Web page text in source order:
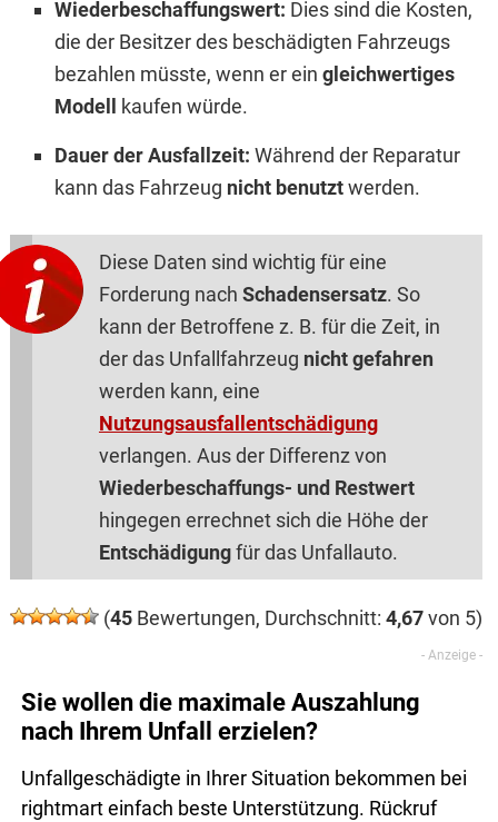
Wiederbeschaffungswert: Dies sind die Kosten,
die der Besitzer des beschädigten Fahrzeugs
bezahlen müsste, wenn er ein gleichwertiges
Modell
kaufen würde.
Dauer der Ausfallzeit: Während der Reparatur
kann das Fahrzeug nicht benutztwerden.
Diese Daten sind wichtig für eine
Forderung nach Schadensersatz. So
kann der Betroffene z. B. für die Zeit, in
der das Unfallfahrzeug nicht gefahren
werden kann, eine
Nutzungsausfallentschädigung
verlangen. Aus der Differenz von
Wiederbeschaffungs- und Restwert
hingegen errechnet sich die Höhe der
Entschädigungfür das Unfallauto.
(45Bewertungen, Durchschnitt: 4,67von 5)
Sie wollen die maximale Auszahlung
nach Ihrem Unfall erzielen?
Unfallgeschädigte in Ihrer Situation bekommen bei
rightmart einfach beste Unterstützung. Rückruf